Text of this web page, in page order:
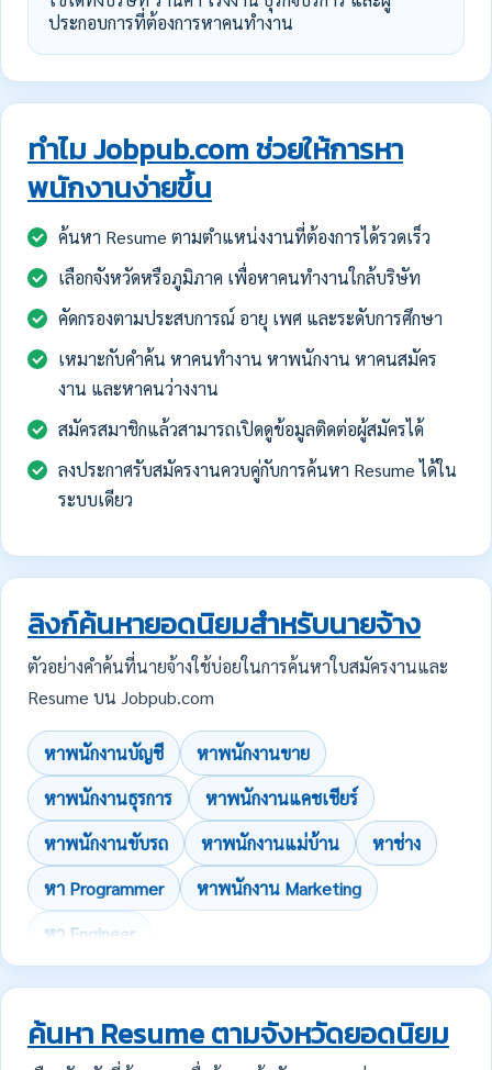
ประกอบการที่ต้องการหาคนทำงาน
ทำไม Jobpub.com ช่วยให้การหา
พนักงานง่ายขึ้น
ค้นหา Resume ตามตำแหน่งงานที่ต้องการได้รวดเร็ว
เลือกจังหวัดหรือภูมิภาค เพื่อหาคนทำงานใกล้บริษัท
คัดกรองตามประสบการณ์ อายุ เพศ และระดับการศึกษา
เหมาะกับคำค้น หาคนทำงาน หาพนักงาน หาคนสมัคร
งาน และหาคนว่างงาน
สมัครสมาชิกแล้วสามารถเปิดดูข้อมูลติดต่อผู้สมัครได้
ลงประกาศรับสมัครงานควบคู่กับการค้นหา Resume ได้ใน
ระบบเดียว
ลิงก์ค้นหายอดนิยมสำหรับนายจ้าง
ตัวอย่างคำค้นที่นายจ้างใช้บ่อยในการค้นหาใบสมัครงานและ
Resume บน Jobpub.com
หาพนักงานบัญชี
หาพนักงานขาย
หาพนักงานธุรการ
หาพนักงานแคชเชียร์
หาพนักงานขับรถ
หาพนักงานแม่บ้าน
หาช่าง
หา Programmer
หาพนักงาน Marketing
หา Engineer
ค้นหา Resume ตามจังหวัดยอดนิยม